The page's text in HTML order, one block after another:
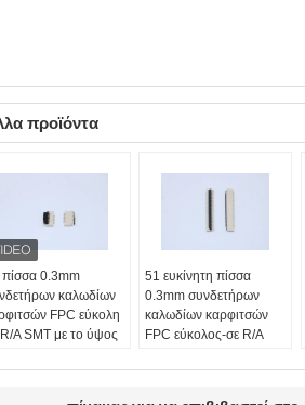
προϊόντα
πίσσα 0.3mm
καλωδίων
FPC εύκολη
A SMT με το ύψος
9P ~ 71Pin
51 ευκίνητη πίσσα
0.3mm συνδετήρων
καλωδίων καρφιτσών
FPC εύκολος-σε R/A
εξοπλισμό